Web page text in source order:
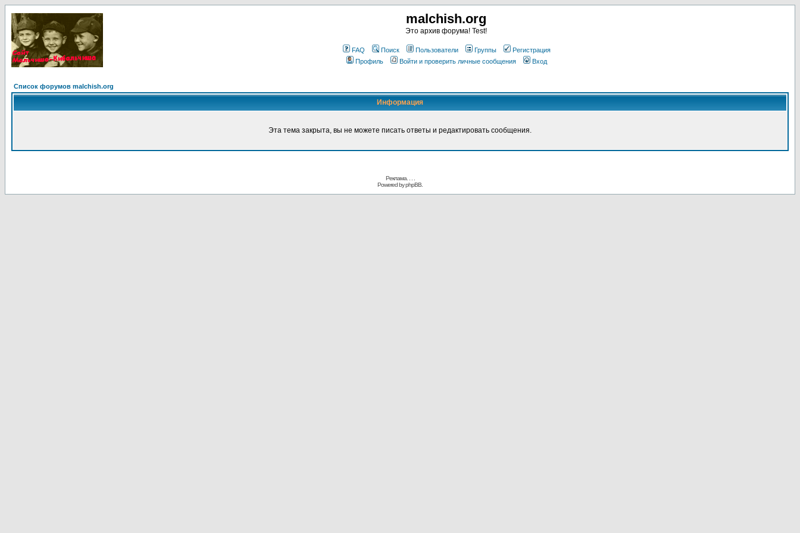
malchish.org
Это архив форума! Test!
FAQ Поиск Пользователи Группы
Регистрация
Профиль
Войти и проверить личные сообщения Вход
Список форумов malchish.org
Информация
Эта тема закрыта, вы не можете писать ответы и редактировать сообщения.
Реклама. . .
Powered byphpBB.